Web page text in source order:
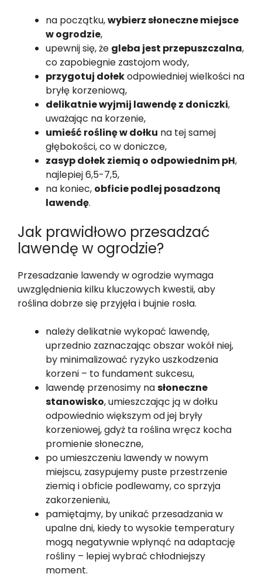
na początku,wybierz słoneczne miejsce
w ogrodzie,
upewnij się, że gleba jest przepuszczalna,
co zapobiegnie zastojom wody,
przygotuj dołekodpowiedniej wielkości na
bryłę korzeniową,
delikatnie wyjmij lawendę z doniczki,
uważając na korzenie,
umieść roślinę w dołku na tej samej
głębokości, co w doniczce,
zasyp dołek ziemią o odpowiednim pH,
najlepiej 6,5-7,5,
na koniec, obficie podlej posadzoną
lawendę.
Jak prawidłowo przesadzać
lawendę w ogrodzie?
Przesadzanie lawendy w ogrodzie wymaga
uwzględnienia kilku kluczowych kwestii, aby
roślina dobrze się przyjęła i bujnie rosła.
należy delikatnie wykopać lawendę,
uprzednio zaznaczając obszar wokół niej,
by minimalizować ryzyko uszkodzenia
korzeni – to fundament sukcesu,
lawendę przenosimy nasłoneczne
stanowisko, umieszczając ją w dołku
odpowiednio większym od jej bryły
korzeniowej, gdyż ta roślina wręcz kocha
promienie słoneczne,
po umieszczeniu lawendy w nowym
miejscu, zasypujemy puste przestrzenie
ziemią i obficie podlewamy, co sprzyja
zakorzenieniu,
pamiętajmy, by unikać przesadzania w
upalne dni, kiedy to wysokie temperatury
mogą negatywnie wpłynąć na adaptację
rośliny – lepiej wybrać chłodniejszy
moment.